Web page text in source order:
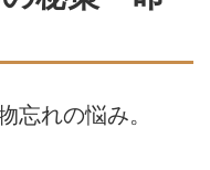
忘れの悩み。